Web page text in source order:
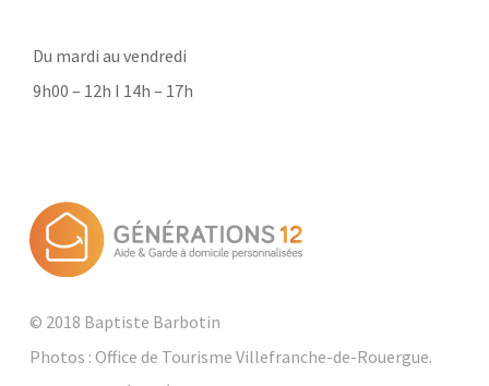
Du mardi au vendredi
9h00 – 12h I 14h – 17h
© 2018 Baptiste Barbotin
Photos : Office de Tourisme Villefranche-de-Rouergue.